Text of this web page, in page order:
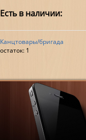
Есть в наличии:
Канцтовары/бригада
остаток: 1